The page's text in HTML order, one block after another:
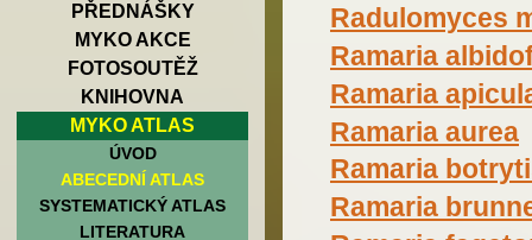
PŘEDNÁŠKY
MYKO AKCE
FOTOSOUTĚŽ
KNIHOVNA
MYKO ATLAS
ÚVOD
ABECEDNÍ ATLAS
SYSTEMATICKÝ ATLAS
LITERATURA
Radulomyces
Ramaria
Ramaria
Ramaria aurea
Ramaria
Ramaria